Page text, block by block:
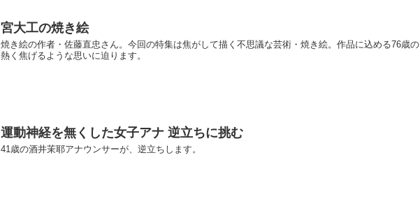
宮大工の焼き絵
焼き絵の作者・佐藤直忠さん。今回の特集は焦がして描く不思議な芸術・焼き絵。作品に込める76歳の
熱く焦げるような思いに迫ります。
運動神経を無くした女子アナ 逆立ちに挑む
41歳の酒井茉耶アナウンサーが、逆立ちします。